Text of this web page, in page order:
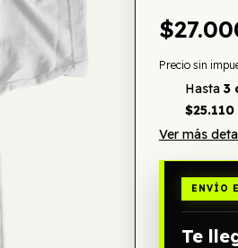
Precio sin
Hasta 3
$25.110
Ver más
ENVÍO
Te